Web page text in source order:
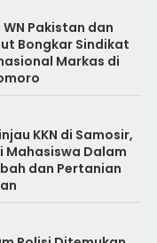
Pakistan dan
Bongkar Sindikat
Markas di
KKN di Samosir,
Mahasiswa Dalam
dan Pertanian